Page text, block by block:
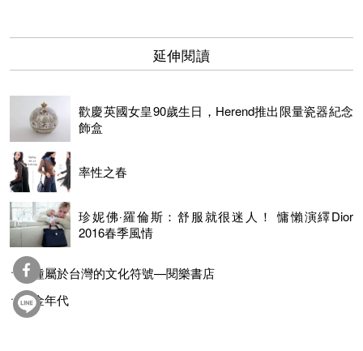
延伸閱讀
歡慶英國女皇90歲生日，Herend推出限量瓷器紀念
飾盒
率性之春
珍妮佛‧羅倫斯：舒服就很迷人！ 慵懶演繹Dior
2016春季風情
一種屬於台灣的文化符號—閱樂書店
流金年代